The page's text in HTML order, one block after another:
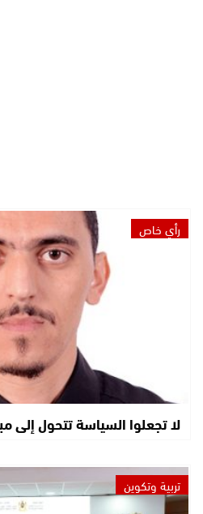
رأي خاص
لا تجعلوا السياسة تتحول إلى
تربية وتكوين